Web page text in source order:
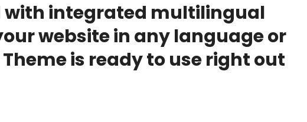
with integrated multilingual
website in any language or
is ready to use right out